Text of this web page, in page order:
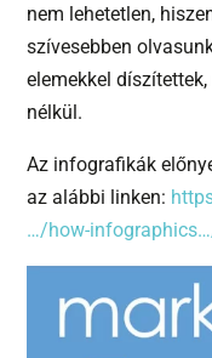
nem lehetetlen,
szívesebben
elemekkel
nélkül.
Az infografikák
az alábbi linken:
…/how-